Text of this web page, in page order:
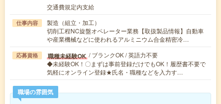
交通費規定内支給
仕事内容
製造（組立・加工）
切削工程NC旋盤オペレーター業務【取扱製品情報】自動車
や産業機械などに使われるアルミニウム合金精密冷…
応募資格 職種未経験OK / ブランクOK / 英語力不要
◆未経験OK！〇まずは事前登録だけでもOK！履歴書不要で
気軽にオンライン登録★氏名・職種などを入力す…
職場の雰囲気